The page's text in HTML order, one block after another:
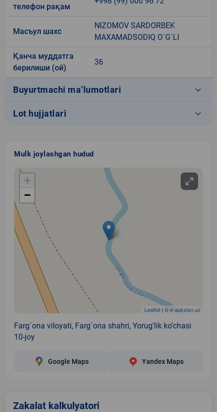
телефон рақам
Масъул шахс
NIZOMOV SARDORBEK
MAXAMADSODIQ O`G`LI
Қанча муддатга
берилиши (ой)
36
Buyurtmachi ma’lumotlari keyboard_arrow_down
Lot hujjatlari keyboard_arrow_down
Mulk joylashgan hudud
+
−
Leaflet | ©e-auksion.uz
Farg`ona viloyati, Farg`ona shahri, Yorug'lik ko'chasi
10-joy
Google Maps Yandex Maps
Zakalat kalkulyatori